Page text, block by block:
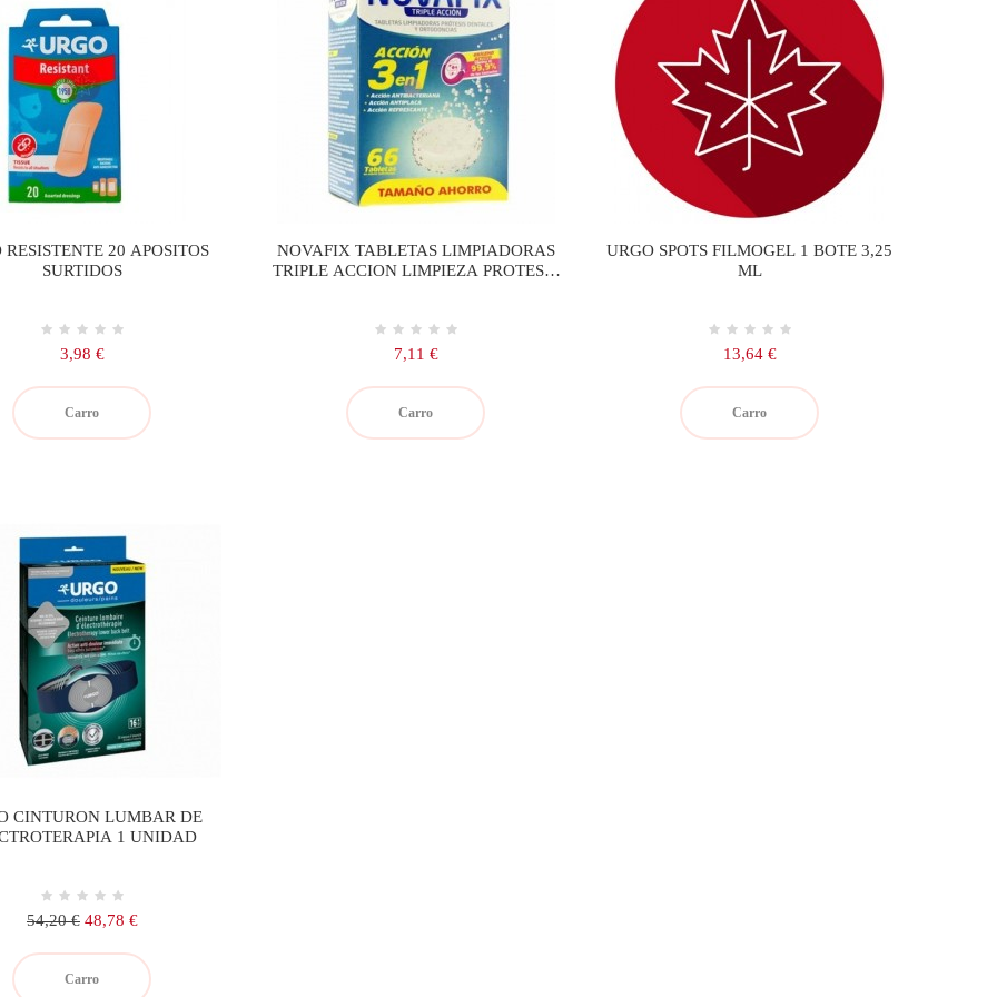
RESISTENTE 20 APOSITOS
SURTIDOS
Precio
3,98 €
Carro
NOVAFIX TABLETAS LIMPIADORAS
TRIPLE ACCION LIMPIEZA PROTESIS
Precio
7,11 €
Carro
URGO SPOTS FILMOGEL 1 BOTE 3,25
ML
Precio
13,64 €
Carro
CINTURON LUMBAR DE
1 UNIDAD
Precio
54,20 € Precio
48,78 €
Carro